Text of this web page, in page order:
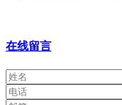
在线留言